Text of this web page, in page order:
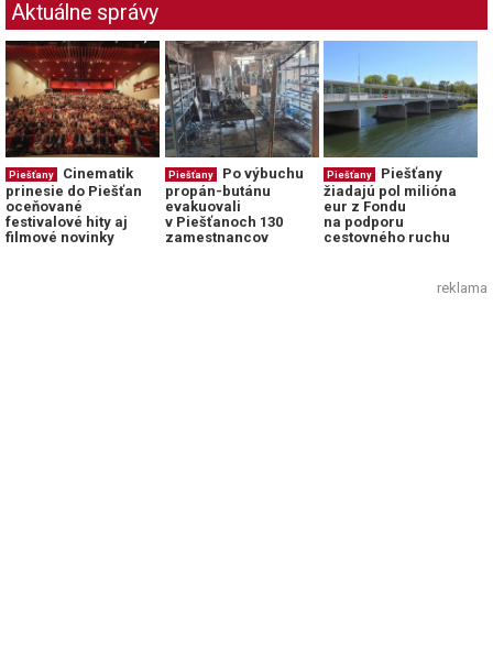
Aktuálne správy
Piešťany
Cinematik
prinesie do Piešťan
oceňované
festivalové hity aj
filmové novinky
Piešťany
Po výbuchu
propán-butánu
evakuovali
v Piešťanoch 130
zamestnancov
Piešťany
Piešťany
žiadajú pol milióna
eur z Fondu
na podporu
cestovného ruchu
reklama